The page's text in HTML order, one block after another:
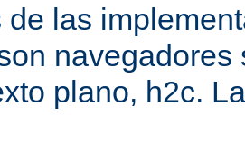
de las
navegadores
plano, h2c.